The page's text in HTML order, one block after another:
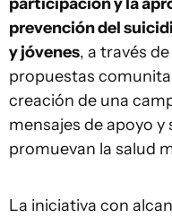
prevención del
y jóvenes, a través
propuestas
creación de una
mensajes de apoyo
promuevan la salud
La iniciativa con